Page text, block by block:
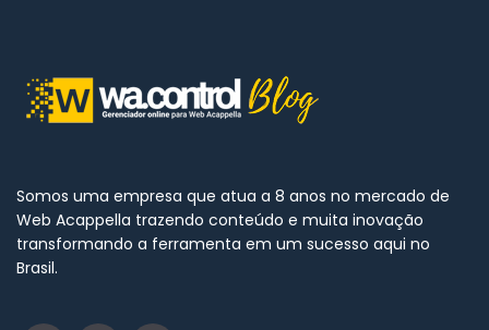
Somos uma empresa que atua a 8 anos no mercado de
Web Acappella trazendo conteúdo e muita inovação
transformando a ferramenta em um sucesso aqui no
Brasil.